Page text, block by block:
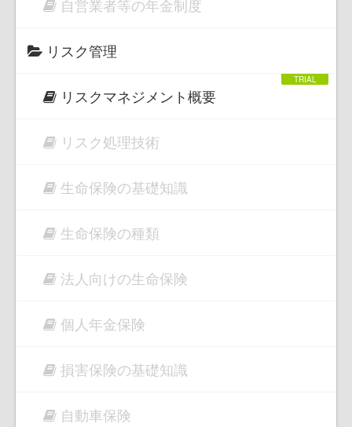
自営業者等の年金制度
リスク管理
リスクマネジメント概要
リスク処理技術
生命保険の基礎知識
生命保険の種類
法人向けの生命保険
個人年金保険
損害保険の基礎知識
自動車保険